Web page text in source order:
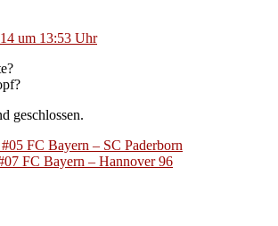
um 13:53 Uhr
geschlossen.
FC Bayern – SC Paderborn
FC Bayern – Hannover 96